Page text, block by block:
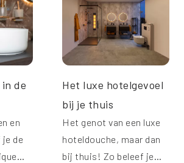
oplossingen.
de
en
de
Het luxe hotelgevoel
bij je thuis
Het genot van een luxe
hoteldouche, maar dan
bij thuis! Zo beleef je